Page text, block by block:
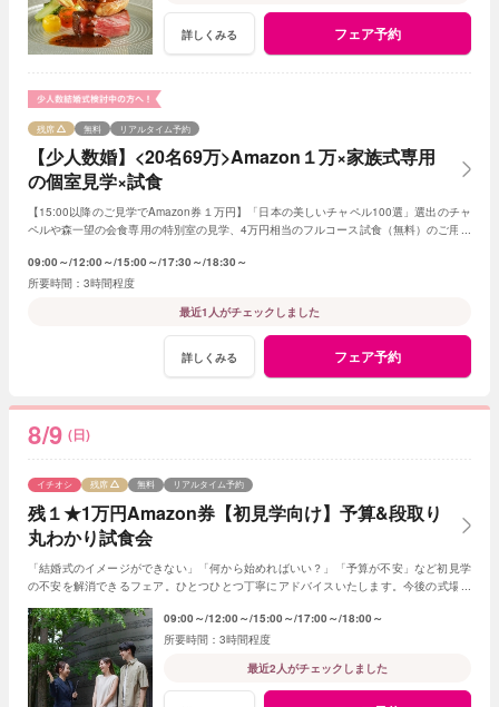
詳しくみる フェア予約
【少人数婚】<20名69万>Amazon１万×家族式専用
の個室見学×試食
残席 無料 リアルタイム予約
【15:00以降のご見学でAmazon券１万円】「日本の美しいチャペル100選」選出のチャ
ペルや森一望の会食専用の特別室の見学、4万円相当のフルコース試食（無料）のご用意
09:00～ 12:00～ 15:00～ 17:30～ 18:30～
3時間程度
最近1人がチェックしました
詳しくみる フェア予約
8/9 (日)
残１★1万円Amazon券【初見学向け】予算&段取り
丸わかり試食会
イチオシ 残席 無料 リアルタイム予約
「結婚式のイメージができない」「何から始めればいい？」「予算が不安」など初見学
の不安を解消できるフェア。ひとつひとつ丁寧にアドバイスいたします。今後の式場見
09:00～ 12:00～ 15:00～ 17:00～ 18:00～
3時間程度
最近2人がチェックしました